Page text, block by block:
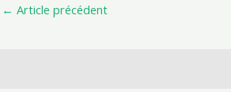
← Article précédent